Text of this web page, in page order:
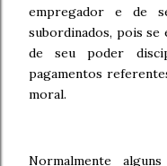
empregador e de
subordinados, pois
de seu poder
pagamentos
moral.
Normalmente